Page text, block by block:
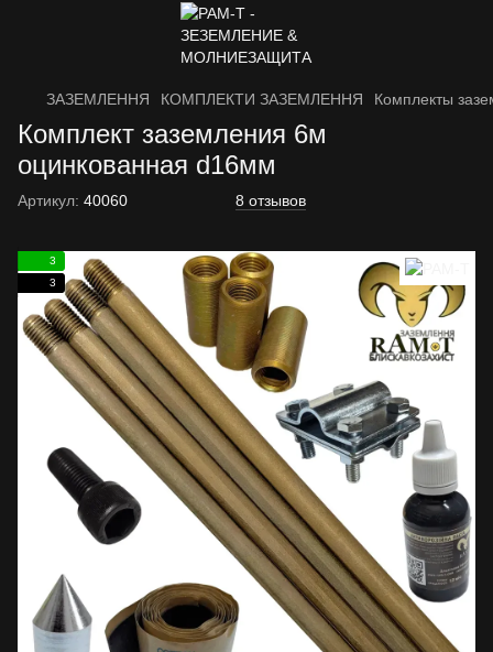
ЗАЗЕМЛЕННЯ КОМПЛЕКТИ ЗАЗЕМЛЕННЯ Комплекты
Комплект заземления 6м
оцинкованная d16мм
Артикул: 40060 8 отзывов
3
3